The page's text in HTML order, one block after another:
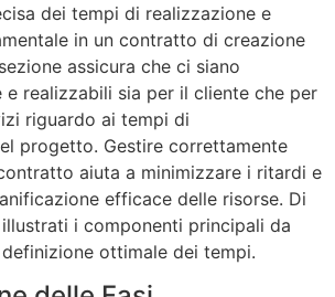
dei tempi di realizzazione e
in un contratto di creazione
assicura che ci siano
realizzabili sia per il cliente che per
riguardo ai tempi di
progetto. Gestire correttamente
aiuta a minimizzare i ritardi e
efficace delle risorse. Di
i componenti principali da
ottimale dei tempi.